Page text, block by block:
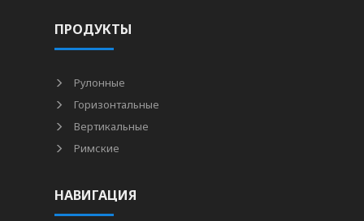
ПРОДУКТЫ
Рулонные
Горизонтальные
Вертикальные
Римские
НАВИГАЦИЯ